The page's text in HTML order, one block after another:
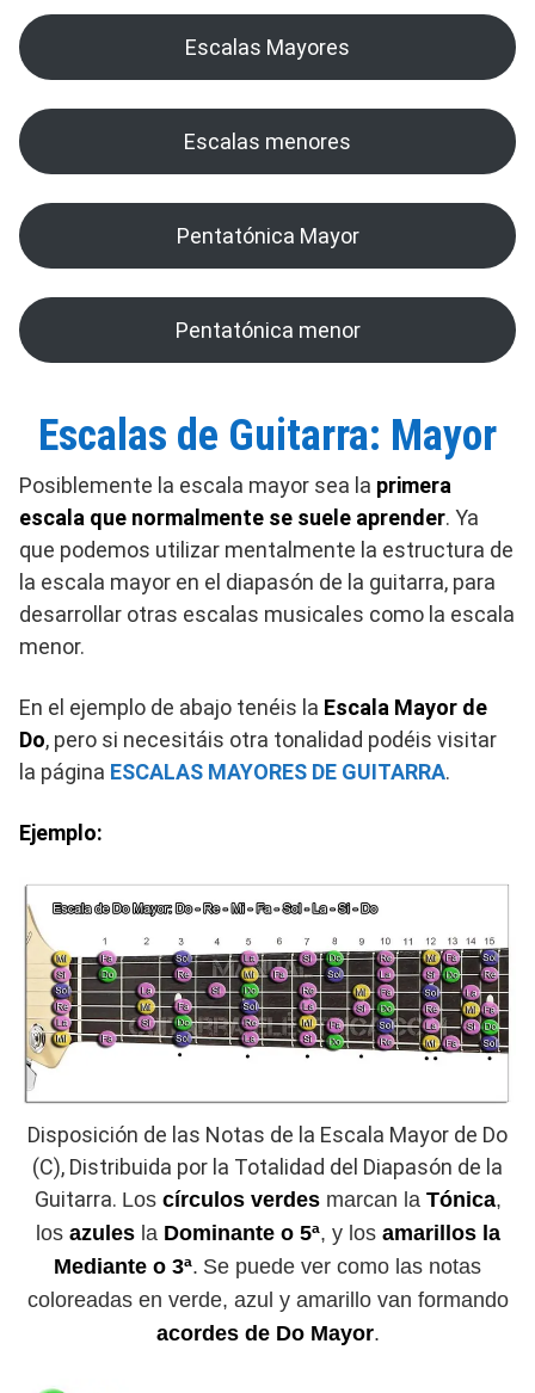
Escalas Mayores
Escalas menores
Pentatónica Mayor
Pentatónica menor
Escalas de Guitarra: Mayor
Posiblemente la escala mayor sea la primera
escala que normalmente se suele aprender. Ya
que podemos utilizar mentalmente la estructura de
la escala mayor en el diapasón de la guitarra, para
desarrollar otras escalas musicales como la escala
menor.
En el ejemplo de abajo tenéis la Escala Mayor de
Do, pero si necesitáis otra tonalidad podéis visitar
la página ESCALAS MAYORES DE GUITARRA.
Ejemplo:
Disposición de las Notas de la Escala Mayor de Do
(C), Distribuida por la Totalidad del Diapasón de la
Guitarra. Los círculos verdesmarcan la Tónica,
los azulesla Dominante o 5ª, y los amarillos la
Mediante o 3ª. Se puede ver como las notas
coloreadas en verde, azul y amarillo van formando
acordes de Do Mayor.